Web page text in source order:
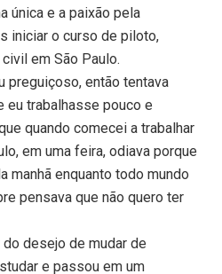
única e a paixão pela
iniciar o curso de piloto,
em São Paulo.
preguiçoso, então tentava
eu trabalhasse pouco e
quando comecei a trabalhar
em uma feira, odiava porque
manhã enquanto todo mundo
pensava que não quero ter
desejo de mudar de
e passou em um